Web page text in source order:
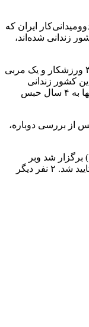
ایران که
زندانی شده‌اند،
۲۵ آذر سال گذشته بود که پس از ۶ ماه حکم ۳ ورزشکار و یک مربی
کشور زندانی
بودند، صادر شد. بر اساس این حکم ۲ نفر از آنها به ۴ سال حبس
از بررسی دوباره،
گذشته (چهارشنبه، ۲۰ خرداد) برگزار شد وبر
اساس آن حبس ۴ ساله ۲ نفر از ورزشکاران تایید شد. ۲ نفر دیگر